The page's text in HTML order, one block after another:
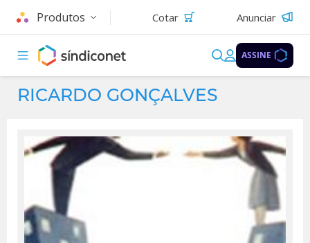
Produtos Cotar Anunciar
ASSINE
RICARDO GONÇALVES